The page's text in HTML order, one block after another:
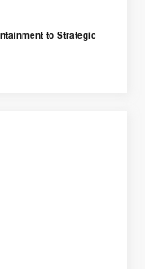
to Strategic